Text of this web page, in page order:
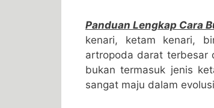
Panduan Lengkap Cara
kenari, ketam kenari,
artropoda darat terbesar
bukan termasuk jenis
sangat maju dalam